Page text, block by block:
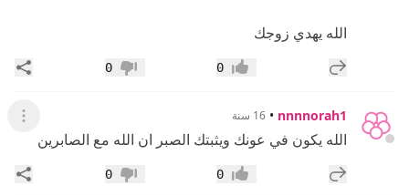
الله يهدي زوجك
إضافة رد جديد إعجاب0 عدم إعجاب
0
nnnnorah1
• 16 سنة عرض
الله يكون في عونك ويثبتك الصبر ان الله مع الصابرين
إضافة رد جديد إعجاب0 عدم إعجاب
0